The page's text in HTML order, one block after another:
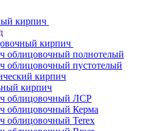
кирпич
кирпич
облицовочный полнотелый
облицовочный пустотелый
кирпич
кирпич
облицовочный ЛСР
облицовочный Керма
облицовочный Terex